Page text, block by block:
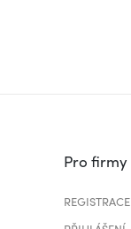
Pro firmy
REGISTRACE